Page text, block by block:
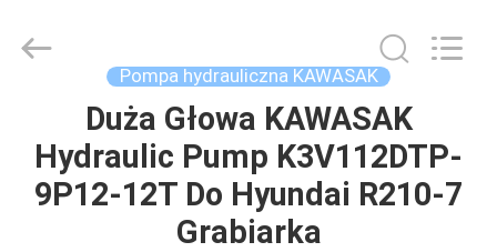
PRODUKTY
Machinery
Pompa hydrauliczna KAWASAK
Duża Głowa KAWASAK
Hydraulic Pump K3V112DTP-
9P12-12T Do Hyundai R210-7
Grabiarka